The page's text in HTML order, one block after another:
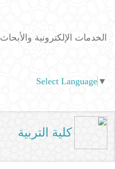
الخدمات الإلكترونية والأبحاث
Select Language ▼
كلية التربية